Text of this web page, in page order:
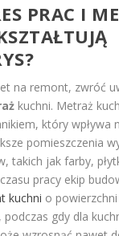
PRAC I
na remont, zwróć
kuchni. Metraż
który wpływa
pomieszczenia
takich jak farby,
pracy ekip
kuchni o
podczas gdy dla